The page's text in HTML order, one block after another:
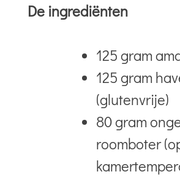
De ingrediënten
125 gram
125 gram
(glutenvrije)
80 gram
roomboter